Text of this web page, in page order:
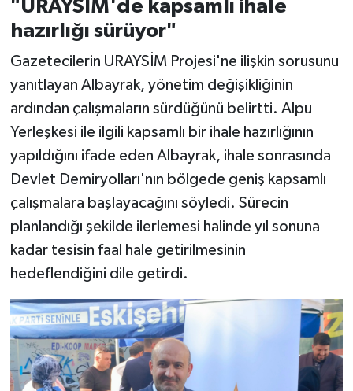
"URAYSİM'de kapsamlı ihale
hazırlığı sürüyor"
Gazetecilerin URAYSİM Projesi'ne ilişkin sorusunu
yanıtlayan Albayrak, yönetim değişikliğinin
ardından çalışmaların sürdüğünü belirtti. Alpu
Yerleşkesi ile ilgili kapsamlı bir ihale hazırlığının
yapıldığını ifade eden Albayrak, ihale sonrasında
Devlet Demiryolları'nın bölgede geniş kapsamlı
çalışmalara başlayacağını söyledi. Sürecin
planlandığı şekilde ilerlemesi halinde yıl sonuna
kadar tesisin faal hale getirilmesinin
hedeflendiğini dile getirdi.